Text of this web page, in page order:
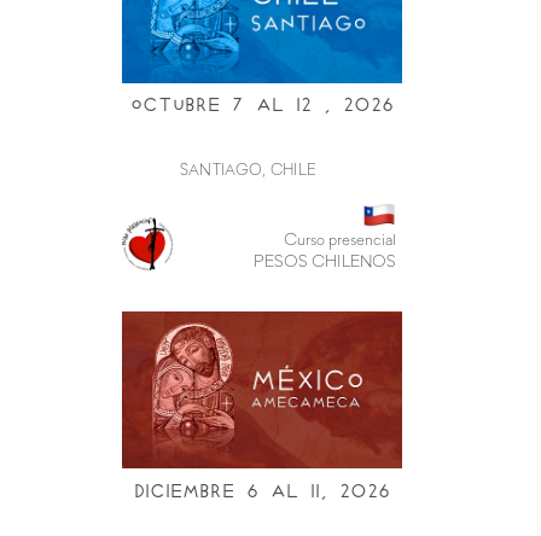
Octubre 7 al i2 , 2026
SANTIAGO, CHILE
Curso presencial
PESOS CHILENOS
Diciembre 6 al ii, 2026